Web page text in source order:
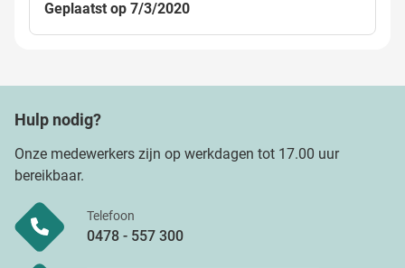
Geplaatst op 7/3/2020
Hulp nodig?
Onze medewerkers zijn op werkdagen tot 17.00 uur
bereikbaar.
Telefoon
0478 - 557 300